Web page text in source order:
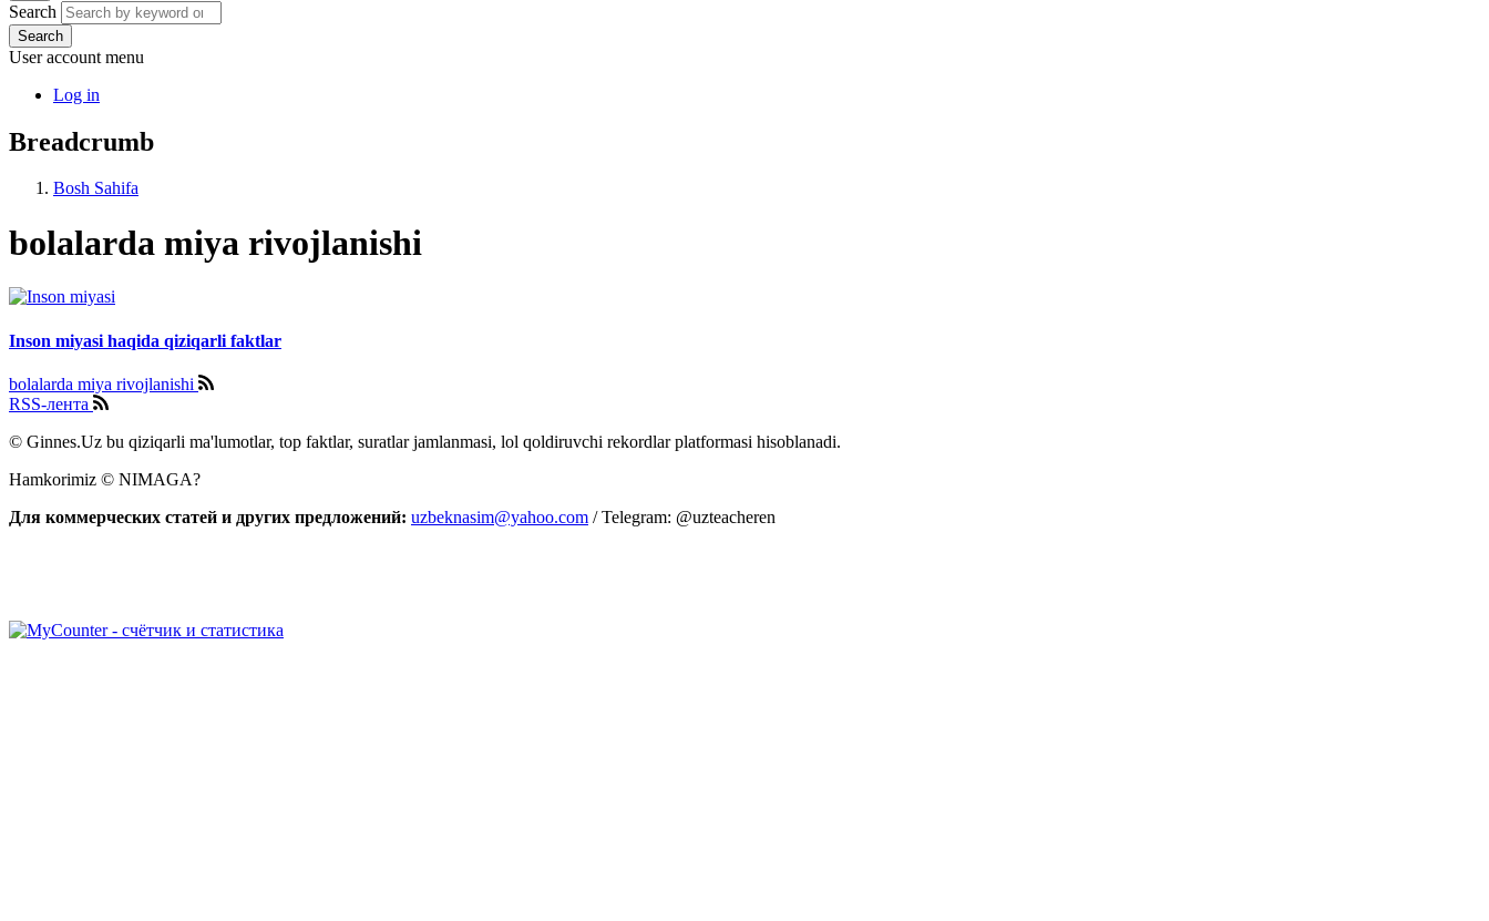
Search
Search
User account menu
Log in
Breadcrumb
Bosh Sahifa
bolalarda miya rivojlanishi
Inson miyasi haqida qiziqarli faktlar
bolalarda miya rivojlanishi
RSS-лента
© Ginnes.Uz bu qiziqarli ma'lumotlar, top faktlar, suratlar jamlanmasi, lol qoldiruvchi rekordlar platformasi hisoblanadi.
Hamkorimiz © NIMAGA?
Для коммерческих статей и других предложений: uzbeknasim@yahoo.com / Telegram: @uzteacheren